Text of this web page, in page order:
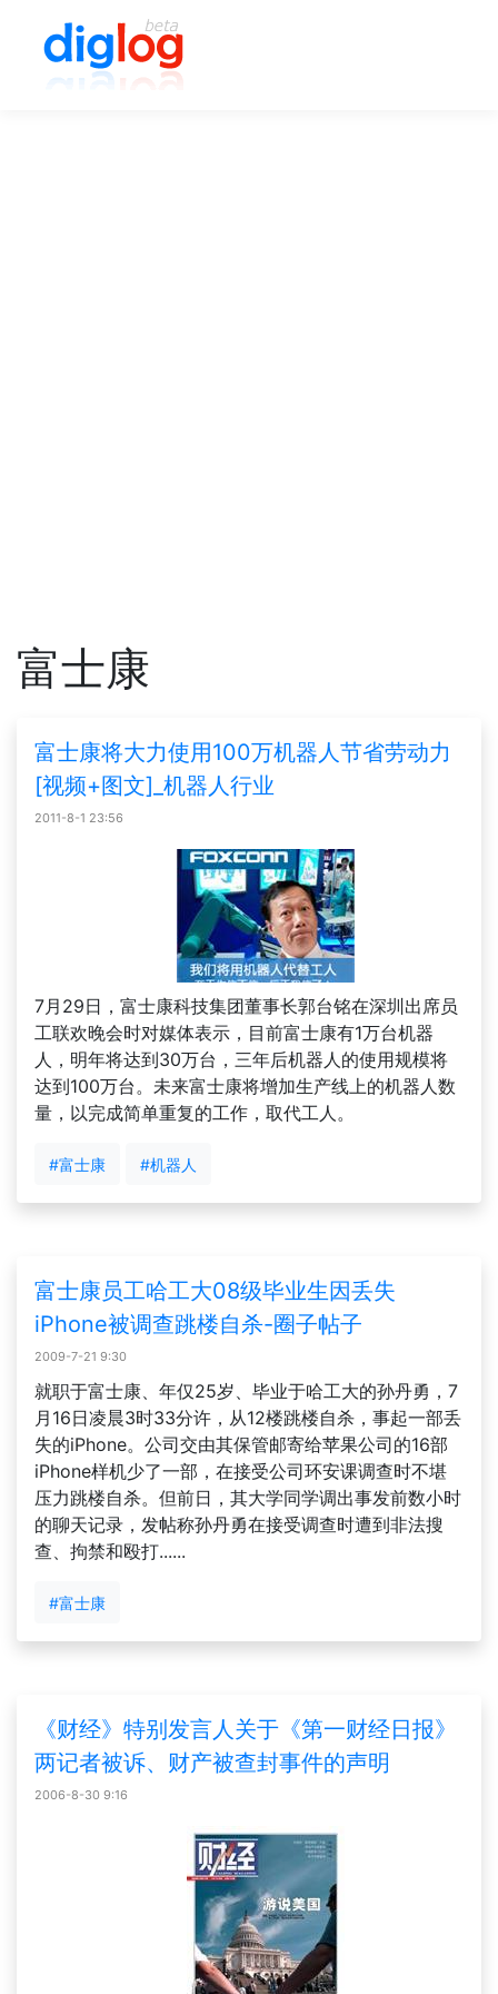
富士康
富士康将大力使用100万机器人节省劳动力
[视频+图文]_机器人行业
2011-8-1 23:56
7月29日，富士康科技集团董事长郭台铭在深圳出席员
工联欢晚会时对媒体表示，目前富士康有1万台机器
人，明年将达到30万台，三年后机器人的使用规模将
达到100万台。未来富士康将增加生产线上的机器人数
量，以完成简单重复的工作，取代工人。
#富士康 #机器人
富士康员工哈工大08级毕业生因丢失
iPhone被调查跳楼自杀-圈子帖子
2009-7-21 9:30
就职于富士康、年仅25岁、毕业于哈工大的孙丹勇，7
月16日凌晨3时33分许，从12楼跳楼自杀，事起一部丢
失的iPhone。公司交由其保管邮寄给苹果公司的16部
iPhone样机少了一部，在接受公司环安课调查时不堪
压力跳楼自杀。但前日，其大学同学调出事发前数小时
的聊天记录，发帖称孙丹勇在接受调查时遭到非法搜
查、拘禁和殴打......
#富士康
《财经》特别发言人关于《第一财经日报》
两记者被诉、财产被查封事件的声明
2006-8-30 9:16